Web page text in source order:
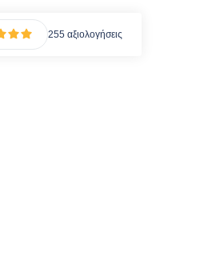
255 αξιολογήσεις